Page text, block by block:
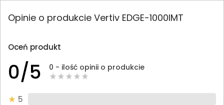
Opinie o produkcie Vertiv EDGE-1000IMT
Oceń produkt
0/5 0 - ilość opinii o produkcie
5